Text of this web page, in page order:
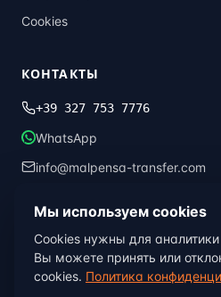
Cookies
КОНТАКТЫ
+39 327 753 7776
WhatsApp
info@malpensa-transfer.com
© 2013–2026 Malpensa Transfer ·
Италия
Условия Конфиденциальность
Мы используем cookies
Cookies нужны для
Вы можете принять или
cookies. Политика